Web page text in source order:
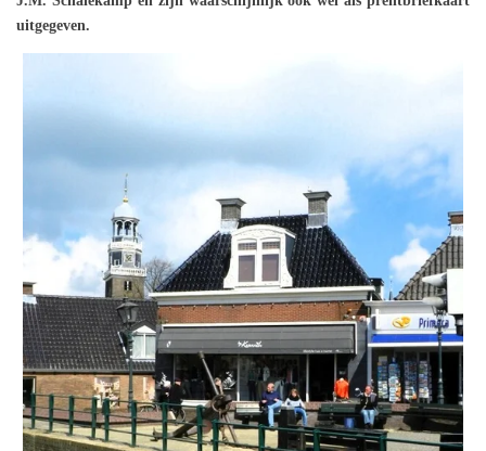
uitgegeven.